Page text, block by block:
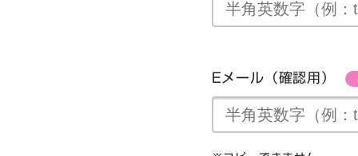
Eメール（確認用）